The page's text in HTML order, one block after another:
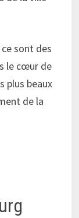
sont des
le cœur de
plus beaux
de la